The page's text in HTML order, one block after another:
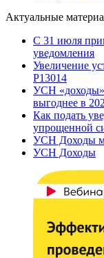
Актуальные
С 31 июля
уведомления
Увеличение
Р13014
УСН
выгоднее в
Как подать
упрощенной
УСН Доходы
УСН Доходы